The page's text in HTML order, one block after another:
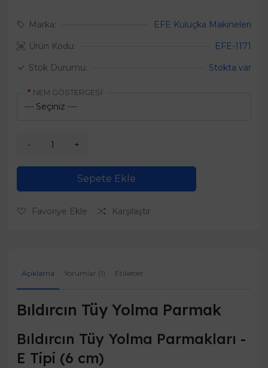
Marka:
EFE Kuluçka Makineleri
Ürün Kodu:
EFE-1171
Stok Durumu:
Stokta var
NEM GÖSTERGESİ
Sepete Ekle
Favoriye Ekle Karşılaştır
Açıklama Yorumlar (1) Etiketler:
Bıldırcın Tüy Yolma Parmak
Bıldırcın Tüy Yolma Parmakları -
E Tipi (6 cm)